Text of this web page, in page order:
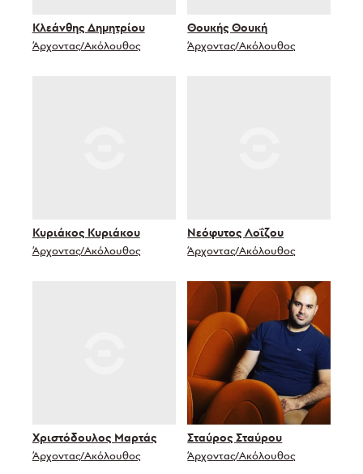
Κλεάνθης Δημητρίου
Άρχοντας/Ακόλουθος
Θουκής Θουκή
Άρχοντας/Ακόλουθος
Κυριάκος Κυριάκου
Άρχοντας/Ακόλουθος
Νεόφυτος Λοΐζου
Άρχοντας/Ακόλουθος
Χριστόδουλος Μαρτάς
Άρχοντας/Ακόλουθος
Σταύρος Σταύρου
Άρχοντας/Ακόλουθος